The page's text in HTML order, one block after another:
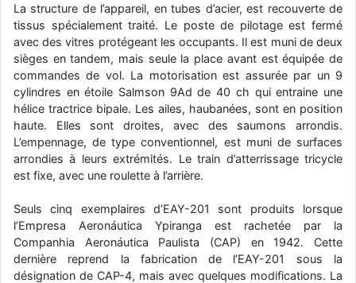
d9pouces: j'ai trouvé un palliatif un peu violent, mais ça devrait aller
un peu mieux
d9pouces: cette fois, c'est le Brésil et Singapour qui mettent le site
par terre
jericho: Ah ben je peux te confirmer que j'étais resté dans le filtre…
d9pouces
: Désolé ! Mon filtrage a été un peu trop violent
manifestement
tout voir
La structure de l’appareil, en tubes d’acier, est recouverte de
tissus spécialement traité. Le poste de pilotage est fermé
avec des vitres protégeant les occupants. Il est muni de deux
sièges en tandem, mais seule la place avant est équipée de
commandes de vol. La motorisation est assurée par un 9
cylindres en étoile Salmson 9Ad de 40 ch qui entraine une
hélice tractrice bipale. Les ailes, haubanées, sont en position
haute. Elles sont droites, avec des saumons arrondis.
L’empennage, de type conventionnel, est muni de surfaces
arrondies à leurs extrémités. Le train d’atterrissage tricycle
est fixe, avec une roulette à l’arrière.
Seuls cinq exemplaires d’EAY-201 sont produits lorsque
l’Empresa Aeronáutica Ypiranga est rachetée par la
Companhia Aeronáutica Paulista (CAP) en 1942. Cette
dernière reprend la fabrication de l’EAY-201 sous la
désignation de CAP-4, mais avec quelques modifications. La